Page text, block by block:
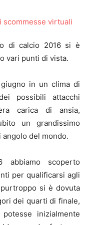
di calcio 2016 si è
vari punti di vista.
in un clima di
possibili attacchi
carica di ansia,
un grandissimo
del mondo.
abbiamo scoperto
per qualificarsi agli
si è dovuta
dei quarti di finale,
inizialmente